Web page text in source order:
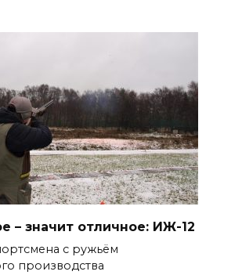
– значит отличное: ИЖ-12
с ружьём
производства